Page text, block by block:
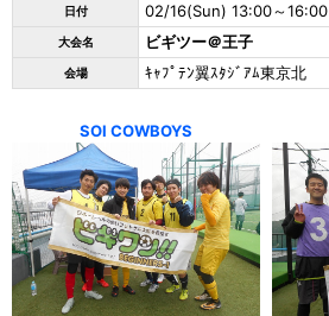
会場
大会結果
よくある質問
参加者の声
日付 02/16(Sun) 13:00～16:00
大会名 ビギツー＠王子
会場 ｷｬﾌﾟﾃﾝ翼ｽﾀｼﾞｱﾑ東京北
SOI COWBOYS